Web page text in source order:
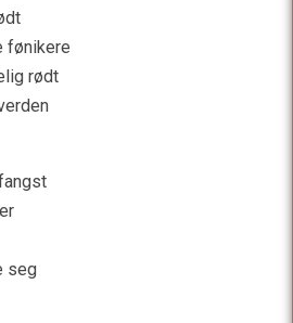
fønikere
rødt
seg